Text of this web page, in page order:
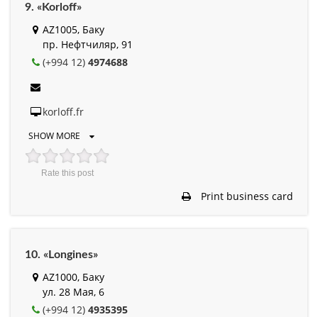
9. «Korloff»
AZ1005, Баку
пр. Нефтчиляр, 91
(+994 12) 4974688
korloff.fr
SHOW MORE
Rate this post
Print business card
10. «Longines»
AZ1000, Баку
ул. 28 Мая, 6
(+994 12) 4935395